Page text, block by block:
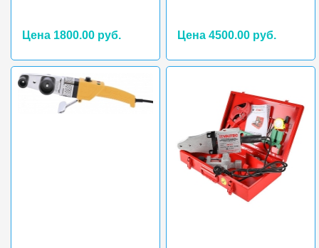
Цена 1800.00 руб. Цена 4500.00 руб.